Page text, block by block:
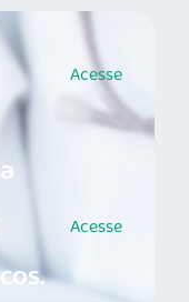
Acesse
Acesse